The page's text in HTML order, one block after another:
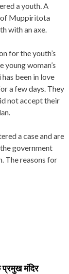
a youth. A
of Muppiritota
with an axe.
for the youth’s
young woman’s
been in love
a few days. They
not accept their
a case and are
government
The reasons for
प्रमुख मंदिर